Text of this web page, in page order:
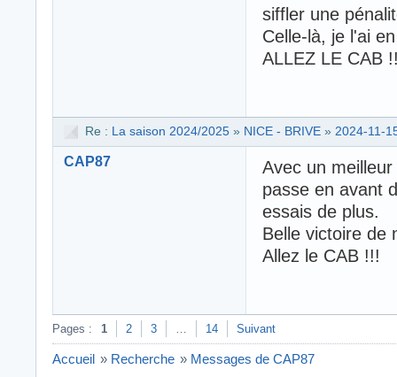
siffler une
Celle-là, je l'ai
ALLEZ LE CAB
Re : La saison 2024/2025 » NICE - BRIVE » 2024-11-
CAP87
Avec un
passe en avant
essais de plus.
Belle victoire de
Allez le CAB !!!
Pages : 1 2 3 … 14 Suivant
Accueil » Recherche » Messages de CAP87